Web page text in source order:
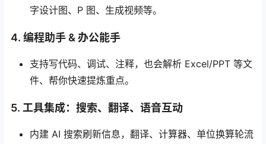
字设计图、P 图、生成视频等。
4. 编程助手 & 办公能手
支持写代码、调试、注释，也会解析 Excel/PPT 等文
件、帮你快速提炼重点。
5. 工具集成：搜索、翻译、语音互动
内建 AI 搜索刷新信息，翻译、计算器、单位换算轮流